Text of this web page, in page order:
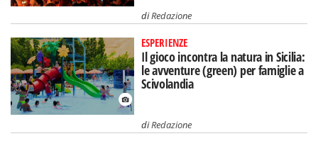
diRedazione
ESPERIENZE
Il gioco incontra la natura in Sicilia:
le avventure (green) per famiglie a
Scivolandia
diRedazione